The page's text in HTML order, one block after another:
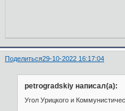
Поделиться29-10-2022 16:17:04
petrogradskiy написал(а):
Угол Урицкого и